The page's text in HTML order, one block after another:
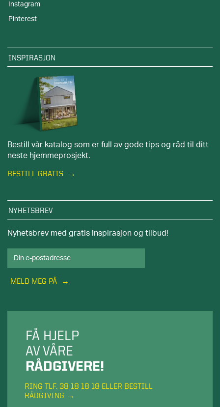
Instagram
Pinterest
INSPIRASJON
Bestill vår katalog som er full av gode tips og råd til ditt
neste hjemmeprosjekt.
BESTILL GRATIS
NYHETSBREV
Nyhetsbrev med gratis inspirasjon og tilbud!
MELD MEG PÅ
FÅ HJELP
AV VÅRE
RÅDGIVERE!
RING TLF. 38 18 18 18 ELLER BESTILL
RÅDGIVING